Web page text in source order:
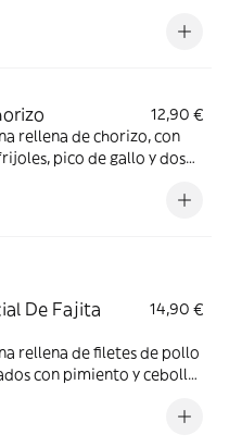
12,90 €
rellena de chorizo, con
pico de gallo y dos
De Fajita
14,90 €
rellena de filetes de pollo
con pimiento y cebolla,